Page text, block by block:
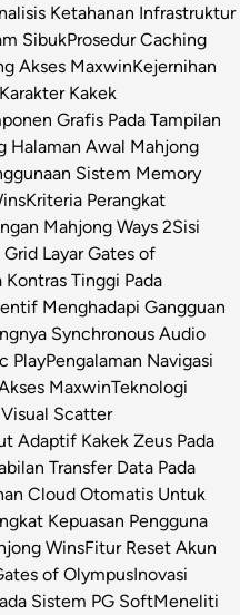
Ketahanan Infrastruktur
SibukProsedur Caching
Akses MaxwinKejernihan
Kakek
Grafis Pada Tampilan
Halaman Awal Mahjong
Sistem Memory
Kriteria Perangkat
Mahjong Ways 2Sisi
Layar Gates of
Tinggi Pada
Menghadapi Gangguan
Synchronous Audio
PlayPengalaman Navigasi
MaxwinTeknologi
Scatter
Adaptif Kakek Zeus Pada
Transfer Data Pada
Cloud Otomatis Untuk
Kepuasan Pengguna
WinsFitur Reset Akun
of OlympusInovasi
Sistem PG SoftMeneliti